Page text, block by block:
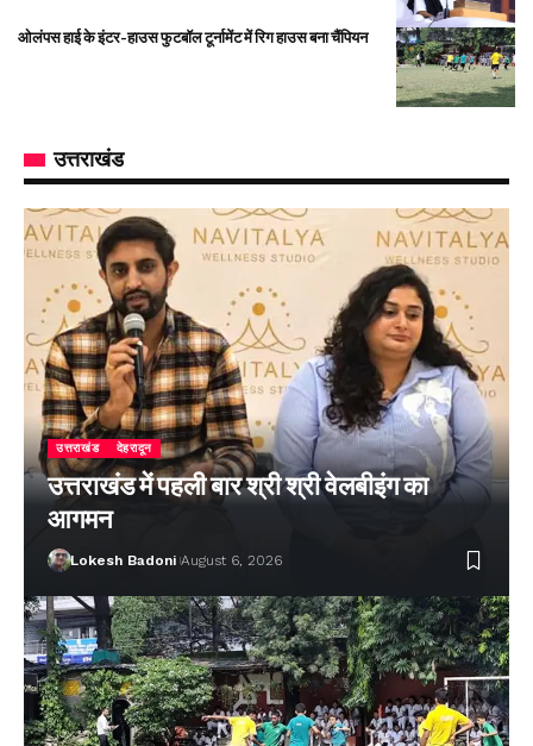
ओलंपस हाई के इंटर-हाउस फुटबॉल टूर्नामेंट में रिग हाउस बना चैंपियन
उत्तराखंड
उत्तराखंड देहरादून
उत्तराखंड में पहली बार श्री श्री वेलबीइंग का
आगमन
Lokesh Badoni August 6, 2026